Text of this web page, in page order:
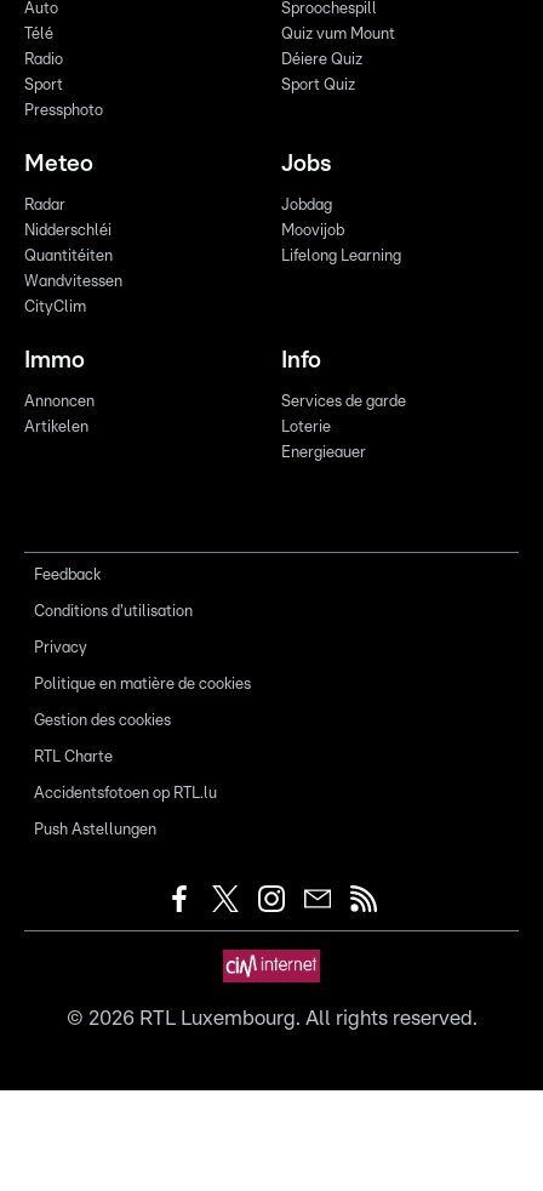
Auto
Télé
Radio
Sport
Pressphoto
Sproochespill
Quiz vum Mount
Déiere Quiz
Sport Quiz
Meteo
Radar
Nidderschléi
Quantitéiten
Wandvitessen
CityClim
Jobs
Jobdag
Moovijob
Lifelong Learning
Immo
Annoncen
Artikelen
Info
Services de garde
Loterie
Energieauer
Feedback
Conditions d'utilisation
Privacy
Politique en matière de cookies
Gestion des cookies
RTL Charte
Accidentsfotoen op RTL.lu
Push Astellungen
© 2026RTL Luxembourg. All rights reserved.